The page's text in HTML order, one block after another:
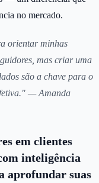
no mercado.
orientar minhas
mas criar uma
são a chave para o
— Amanda
em clientes
inteligência
aprofundar suas